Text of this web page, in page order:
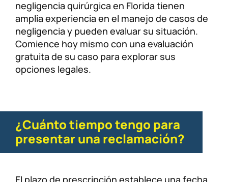
negligencia quirúrgica en Florida tienen
amplia experiencia en el manejo de casos de
negligencia y pueden evaluar su situación.
Comience hoy mismo con una evaluación
gratuita de su caso para explorar sus
opciones legales.
¿Cuánto tiempo tengo para
presentar una reclamación?
El plazo de prescripción establece una fecha